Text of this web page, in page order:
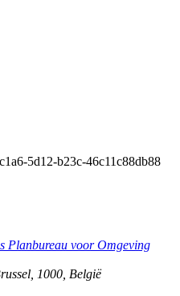
5d12-b23c-46c11c88db88
Planbureau voor Omgeving
1000 België